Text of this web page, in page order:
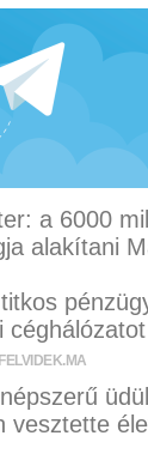
a 6000
alakítani
FELVIDEK.MA
vesztette